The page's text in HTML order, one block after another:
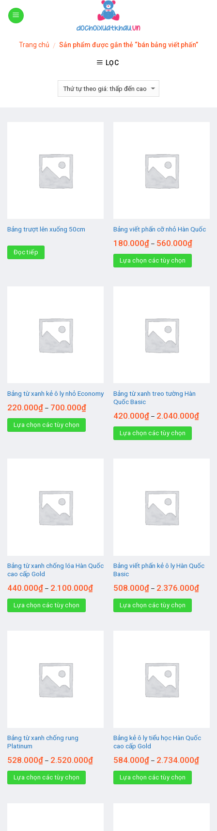
Skip
Trang chủ / Sản phẩm được gắn thẻ “bán bảng viết phấn”
LỌC
Bảng trượt lên xuống 50cm
Đọc tiếp
Bảng viết phấn cỡ nhỏ Hàn Quốc
180.000₫– 560.000₫
Lựa chọn các tùy chọn
Bảng từ xanh kẻ ô ly nhỏ Economy
220.000₫– 700.000₫
Lựa chọn các tùy chọn
Bảng từ xanh treo tường Hàn
Quốc Basic
420.000₫– 2.040.000₫
Lựa chọn các tùy chọn
Bảng từ xanh chống lóa Hàn Quốc
cao cấp Gold
440.000₫– 2.100.000₫
Lựa chọn các tùy chọn
Bảng viết phấn kẻ ô ly Hàn Quốc
Basic
508.000₫– 2.376.000₫
Lựa chọn các tùy chọn
Bảng từ xanh chống rung
Platinum
528.000₫– 2.520.000₫
Lựa chọn các tùy chọn
Bảng kẻ ô ly tiểu học Hàn Quốc
cao cấp Gold
584.000₫– 2.734.000₫
Lựa chọn các tùy chọn